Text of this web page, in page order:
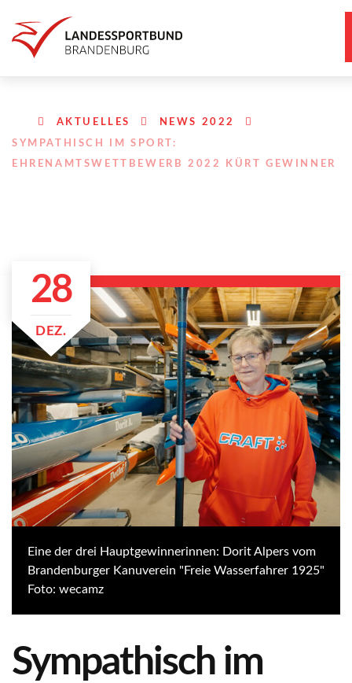
AKTUELLES NEWS 2022
SYMPATHISCH IM SPORT:
EHRENAMTSWETTBEWERB 2022 KÜRT GEWINNER
28
DEZ.
Eine der drei Hauptgewinnerinnen: Dorit Alpers vom
Brandenburger Kanuverein "Freie Wasserfahrer 1925"
Foto: wecamz
Sympathisch im